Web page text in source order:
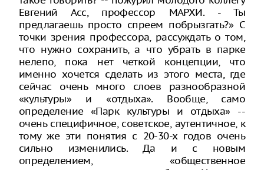
Евгений Асс, профессор МАРХИ. - Ты
предлагаешь просто спреем побрызгать?» С
точки зрения профессора, рассуждать о том,
что нужно сохранить, а что убрать в парке
нелепо, пока нет четкой концепции, что
именно хочется сделать из этого места, где
сейчас очень много слоев разнообразной
«культуры» и «отдыха». Вообще, само
определение «Парк культуры и отдыха» --
очень специфичное, советское, аутентичное, к
тому же эти понятия с 20-30-х годов очень
сильно изменились. Да и с новым
определением, «общественное